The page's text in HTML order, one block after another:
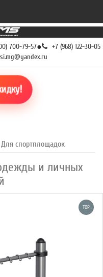
700-79-57● +7 (968) 122-30-05
Для спортплощадок
и личных
TOP